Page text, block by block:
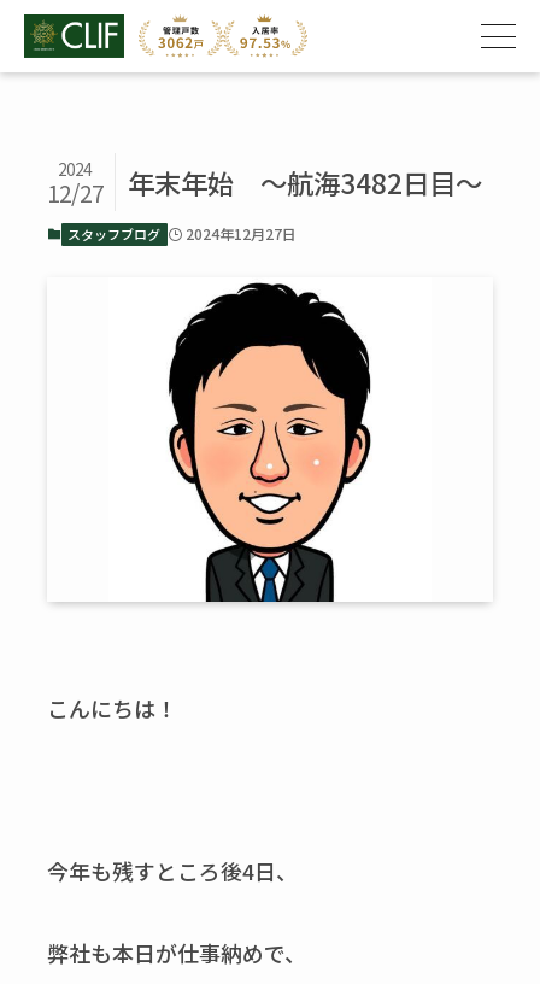
年末年始 ～航海3482日目～
2024
12/27
スタッフブログ 2024年12月27日
こんにちは！
今年も残すところ後4日、
弊社も本日が仕事納めで、